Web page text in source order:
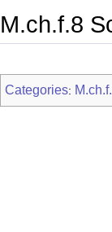
M.ch.f.8
Categories: